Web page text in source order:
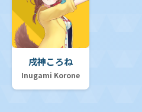
戌神ころね
Inugami Korone